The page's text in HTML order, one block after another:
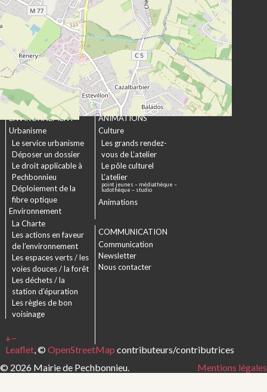
+−
Leaflet, © OpenStreetMap contributeurs/contributrices
Actions municipales
La commission
intergénérationnelle
Maison de retraite La
chartreuse
Les établissements
médico-sociaux
Projet Se Canto
URBANISME &
ENVIRONNEMENT
Urbanisme
Le service urbanisme
Déposer un dossier
Le droit applicable à
Pechbonnieu
Déploiement de la
fibre optique
Environnement
La Charte
Les actions en faveur
de l’environnement
Les espaces verts / les
voies douces / la forêt
Les déchets / la
station d’épuration
Les règles de bon
voisinage
CULTURE &
ANIMATIONS
Culture
Les grands rendez-
vous de L’atelier
Le pôle culturel
L’atelier
point jeunes – médiathèque –
ludothèque – studio
Animations
COMMUNICATION
Communication
Newsletter
Nous contacter
© 2026 Mairie de Pechbonnieu. Mentions légales